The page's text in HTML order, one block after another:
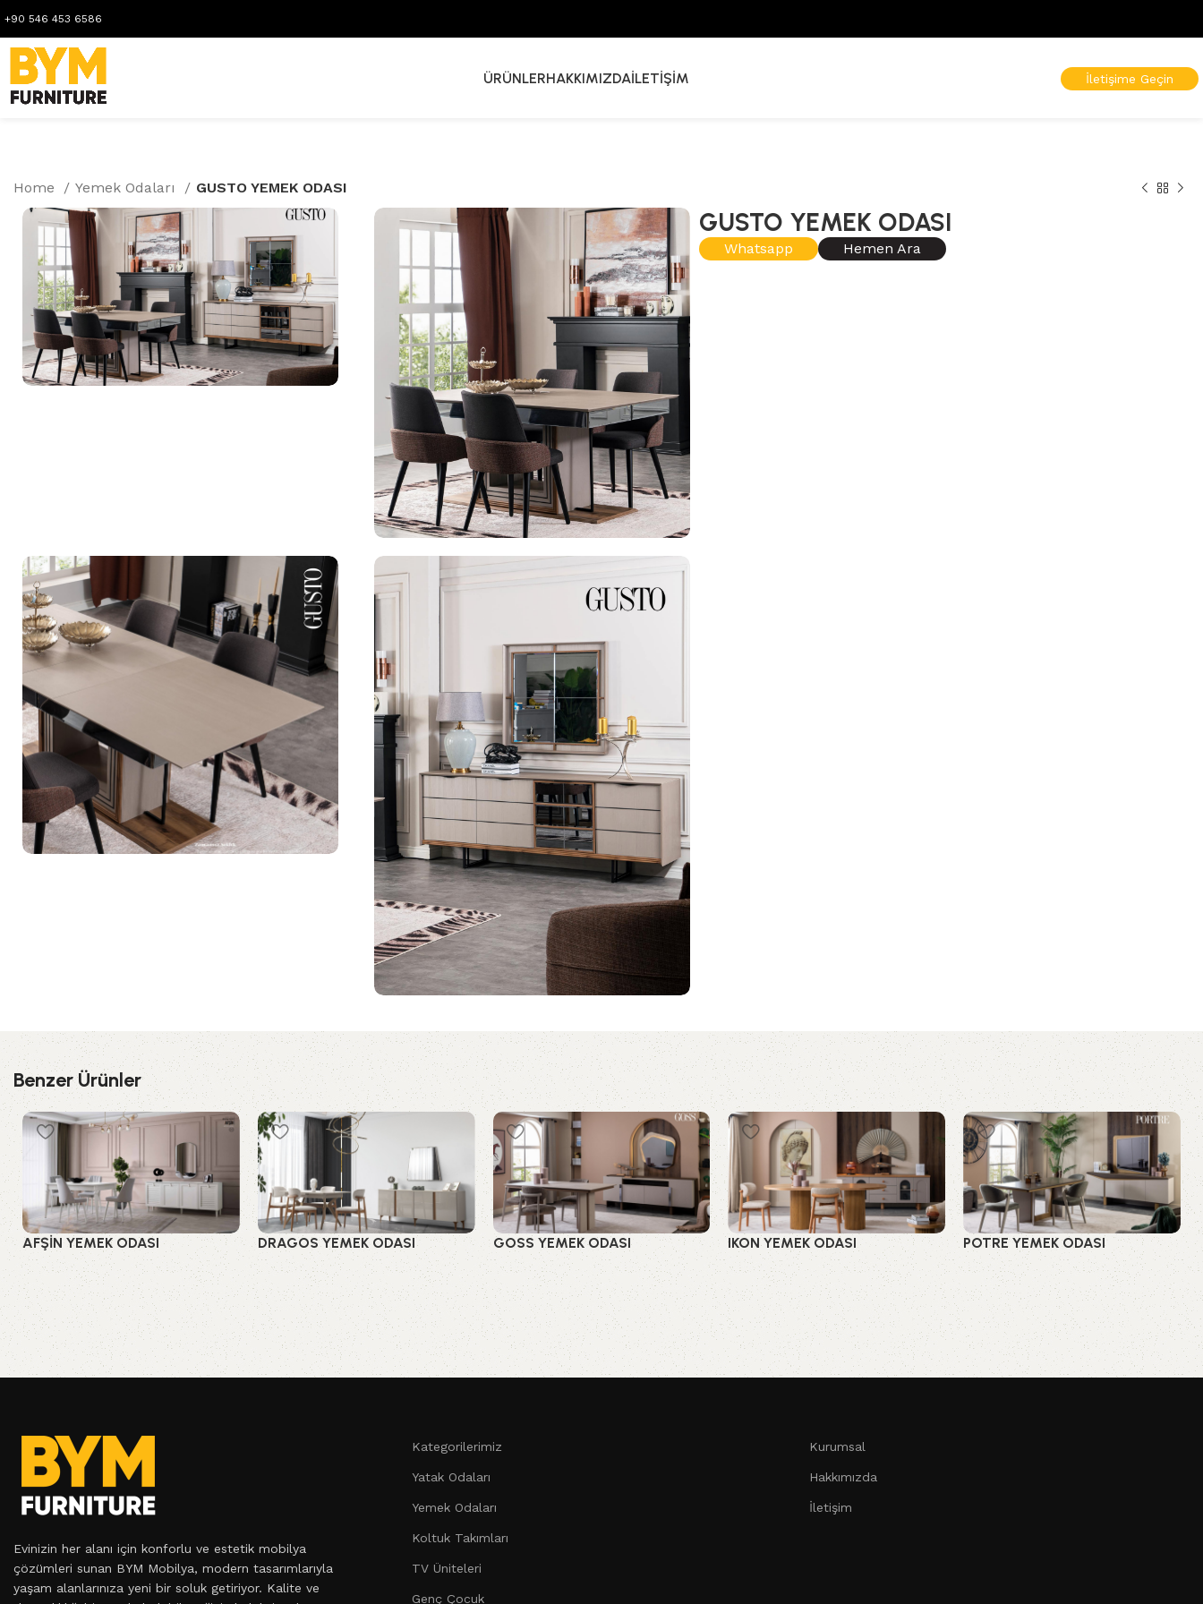
+90 546 453 6586
ÜRÜNLERHAKKIMIZDAİLETIŞIM İletişime Geçin
Home Yemek Odaları GUSTO YEMEK ODASI
GUSTO YEMEK ODASI
Whatsapp Hemen Ara
Benzer Ürünler
AFŞİN YEMEK ODASI
Yemek Odaları
DRAGOS YEMEK ODASI
Yemek Odaları
GOSS YEMEK ODASI
Yemek Odaları
IKON YEMEK ODASI
Yemek Odaları
POTRE YEMEK ODASI
Yemek Odaları
Evinizin her alanı için konforlu ve estetik mobilya
çözümleri sunan BYM Mobilya, modern tasarımlarıyla
yaşam alanlarınıza yeni bir soluk getiriyor. Kalite ve
Kategorilerimiz
Yatak Odaları
Yemek Odaları
Koltuk Takımları
TV Üniteleri
Genç Çocuk
Kurumsal
Hakkımızda
İletişim